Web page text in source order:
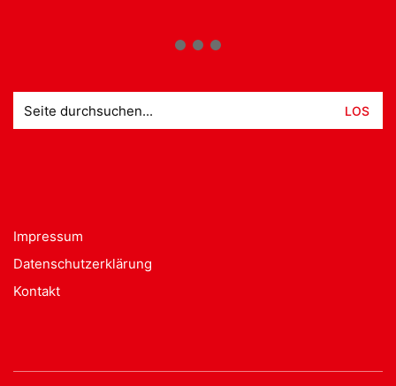
nach:
Impressum
Datenschutzerklärung
Kontakt